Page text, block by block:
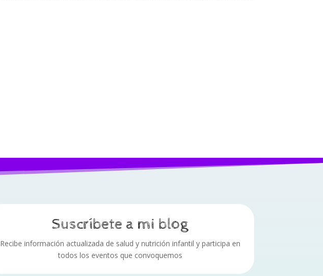
Suscríbete a mi blog
Recibe información actualizada de salud y nutrición infantil y participa en
todos los eventos que convoquemos